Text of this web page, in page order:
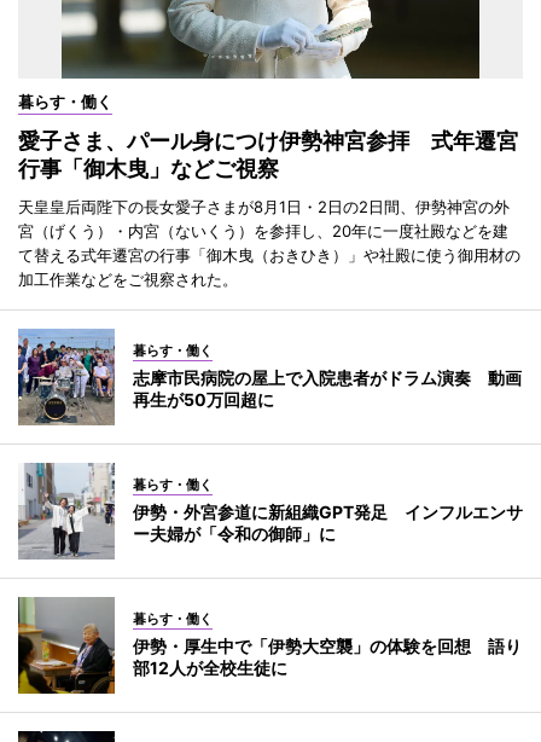
暮らす・働く
愛子さま、パール身につけ伊勢神宮参拝 式年遷宮
行事「御木曳」などご視察
天皇皇后両陛下の長女愛子さまが8月1日・2日の2日間、伊勢神宮の外
宮（げくう）・内宮（ないくう）を参拝し、20年に一度社殿などを建
て替える式年遷宮の行事「御木曳（おきひき）」や社殿に使う御用材の
加工作業などをご視察された。
暮らす・働く
志摩市民病院の屋上で入院患者がドラム演奏 動画
再生が50万回超に
暮らす・働く
伊勢・外宮参道に新組織GPT発足 インフルエンサ
ー夫婦が「令和の御師」に
暮らす・働く
伊勢・厚生中で「伊勢大空襲」の体験を回想 語り
部12人が全校生徒に